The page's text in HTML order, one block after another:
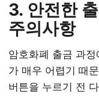
3. 안전한
주의사항
암호화폐 출금 과
가 매우 어렵기 때
버튼을 누르기 전